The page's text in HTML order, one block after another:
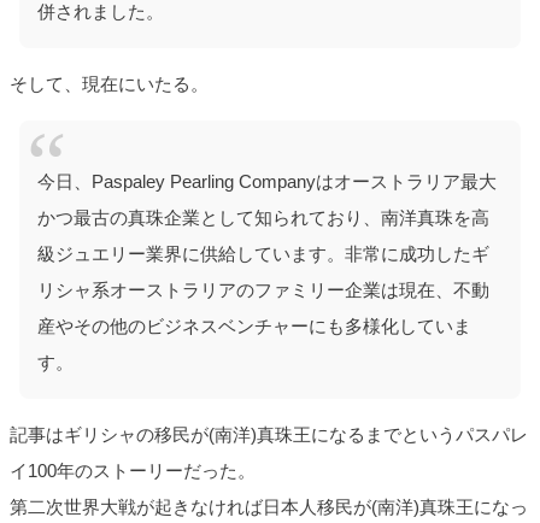
併されました。
そして、現在にいたる。
今日、Paspaley Pearling Companyはオーストラリア最大
かつ最古の真珠企業として知られており、南洋真珠を高
級ジュエリー業界に供給しています。非常に成功したギ
リシャ系オーストラリアのファミリー企業は現在、不動
産やその他のビジネスベンチャーにも多様化していま
す。
記事はギリシャの移民が(南洋)真珠王になるまでというパスパレ
イ100年のストーリーだった。
第二次世界大戦が起きなければ日本人移民が(南洋)真珠王になっ